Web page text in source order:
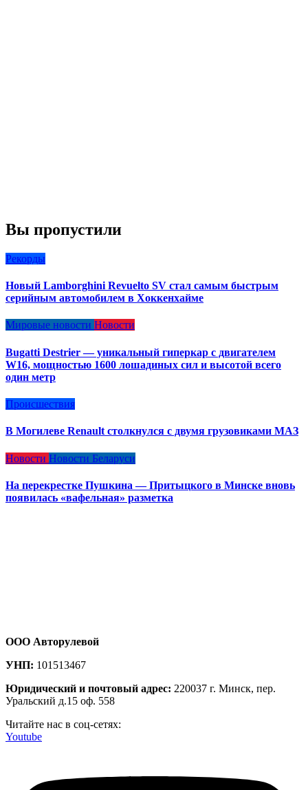
Вы пропустили
Рекорды
Новый Lamborghini Revuelto SV стал самым быстрым
серийным автомобилем в Хоккенхайме
Мировые новости Новости
Bugatti Destrier — уникальный гиперкар с двигателем
W16, мощностью 1600 лошадиных сил и высотой всего
один метр
Происшествия
В Могилеве Renault столкнулся с двумя грузовиками МАЗ
Новости Новости Беларуси
На перекрестке Пушкина — Притыцкого в Минске вновь
появилась «вафельная» разметка
ООО Авторулевой
УНП: 101513467
Юридический и почтовый адрес: 220037 г. Минск, пер.
Уральский д.15 оф. 558
Читайте нас в соц-сетях:
Youtube